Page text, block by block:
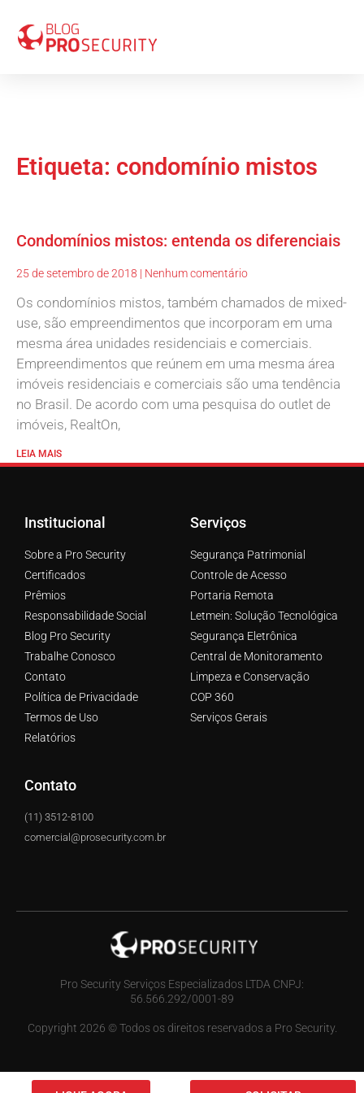
Etiqueta: condomínio mistos
Condomínios mistos: entenda os diferenciais
25 de setembro de 2018 Nenhum comentário
Os condomínios mistos, também chamados de mixed-
use, são empreendimentos que incorporam em uma
mesma área unidades residenciais e comerciais.
Empreendimentos que reúnem em uma mesma área
imóveis residenciais e comerciais são uma tendência
no Brasil. De acordo com uma pesquisa do outlet de
imóveis, RealtOn,
LEIA MAIS
Institucional
Sobre a Pro Security
Certificados
Prêmios
Responsabilidade Social
Blog Pro Security
Trabalhe Conosco
Contato
Política de Privacidade
Termos de Uso
Relatórios
Serviços
Segurança Patrimonial
Controle de Acesso
Portaria Remota
Letmein: Solução Tecnológica
Segurança Eletrônica
Central de Monitoramento
Limpeza e Conservação
COP 360
Serviços Gerais
Contato
(11) 3512-8100
comercial@prosecurity.com.br
Pro Security Serviços Especializados LTDA CNPJ:
56.566.292/0001-89
Copyright 2026 © Todos os direitos reservados a Pro Security.